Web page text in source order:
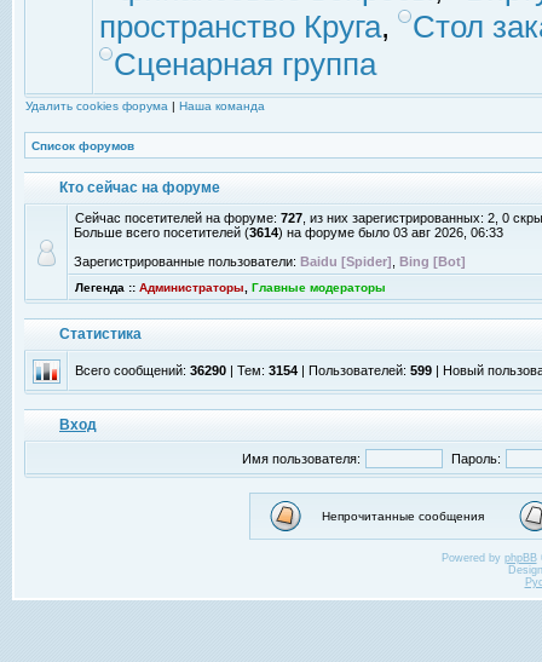
пространство Круга,
Стол
Сценарная группа
Удалить cookies форума | Наша команда
Список форумов
Кто сейчас на форуме
Сейчас посетителей на форуме: 727 , из них зарегистрированных: 2, 0
Больше всего посетителей (3614) на форуме было 03 авг 2026, 06:33
Зарегистрированные пользователи: Baidu [Spider] Bing [Bot]
Легенда :: Администраторы Главные модераторы
Статистика
Всего сообщений: 36290 | Тем: 3154 | Пользователей: 599 | Новый
Вход
Имя пользователя: Пароль:
Непрочитанные сообщения
Powered by phpBB